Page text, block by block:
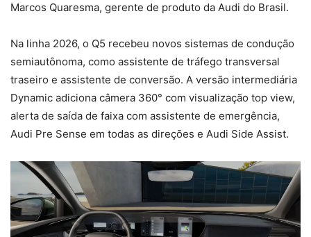
Marcos Quaresma, gerente de produto da Audi do Brasil.
Na linha 2026, o Q5 recebeu novos sistemas de condução
semiautônoma, como assistente de tráfego transversal
traseiro e assistente de conversão. A versão intermediária
Dynamic adiciona câmera 360° com visualização top view,
alerta de saída de faixa com assistente de emergência,
Audi Pre Sense em todas as direções e Audi Side Assist.